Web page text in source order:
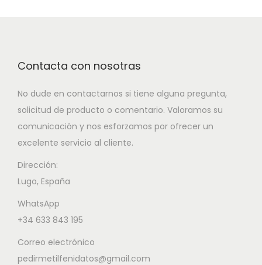
Contacta con nosotras
No dude en contactarnos si tiene alguna pregunta,
solicitud de producto o comentario. Valoramos su
comunicación y nos esforzamos por ofrecer un
excelente servicio al cliente.
Dirección:
Lugo, España
WhatsApp
+34 633 843 195
Correo electrónico
pedirmetilfenidatos@gmail.com